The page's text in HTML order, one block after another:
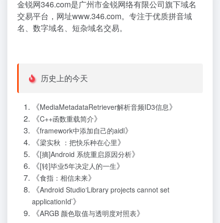
金锐网346.com是广州市金锐网络有限公司旗下域名
交易平台，网址www.346.com。专注于优质拼音域
名、数字域名、短杂域名交易。
历史上的今天
《MediaMetadataRetriever解析音频ID3信息》
《C++函数重载简介》
《framework中添加自己的aidl》
《梁实秋 ：把快乐种在心里》
《[摘]Android 系统重启原因分析》
《[转]毕业5年决定人的一生》
《食指：相信未来》
《Android Studio‘Library projects cannot set
applicationId’》
《ARGB 颜色取值与透明度对照表》